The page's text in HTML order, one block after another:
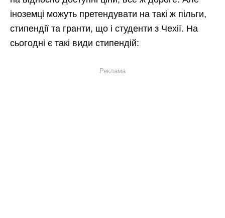
іноземці можуть претендувати на такі ж пільги,
стипендії та гранти, що і студенти з Чехії. На
сьогодні є такі види стипендій:
Реклама